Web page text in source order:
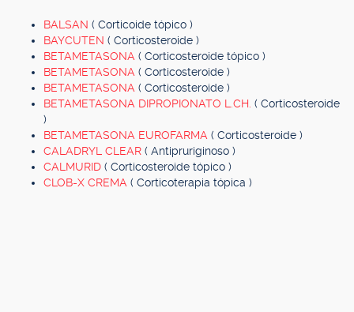
BALSAN ( Corticoide tópico )
BAYCUTEN ( Corticosteroide )
BETAMETASONA ( Corticosteroide tópico )
BETAMETASONA ( Corticosteroide )
BETAMETASONA ( Corticosteroide )
BETAMETASONA DIPROPIONATO L.CH. ( Corticosteroide
)
BETAMETASONA EUROFARMA ( Corticosteroide )
CALADRYL CLEAR ( Antipruriginoso )
CALMURID ( Corticosteroide tópico )
CLOB-X CREMA ( Corticoterapia tópica )